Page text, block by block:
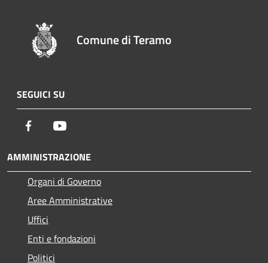
Comune di Teramo
SEGUICI SU
Facebook
AMMINISTRAZIONE
Organi di Governo
Aree Amministrative
Uffici
Enti e fondazioni
Politici